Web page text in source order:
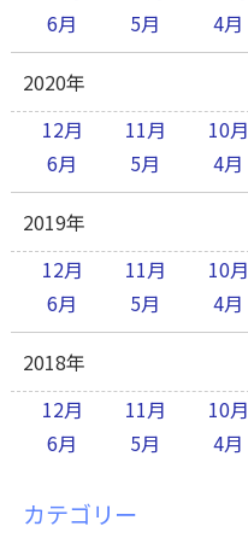
6月
5月 4月
2020年
12月
11月 10月
6月
5月 4月
2019年
12月
11月 10月
6月
5月 4月
2018年
12月
11月 10月
6月
5月 4月
カテゴリー